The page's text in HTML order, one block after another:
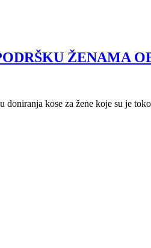
ŽENAMA
kose za žene koje su je